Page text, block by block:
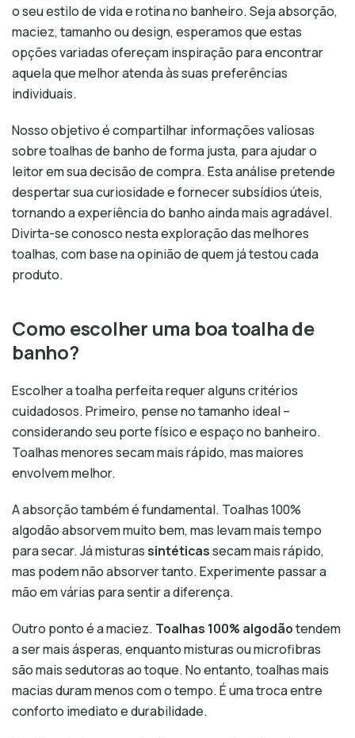
o seu estilo de vida e rotina no banheiro. Seja absorção,
maciez, tamanho ou design, esperamos que estas
opções variadas ofereçam inspiração para encontrar
aquela que melhor atenda às suas preferências
individuais.
Nosso objetivo é compartilhar informações valiosas
sobre toalhas de banho de forma justa, para ajudar o
leitor em sua decisão de compra. Esta análise pretende
despertar sua curiosidade e fornecer subsídios úteis,
tornando a experiência do banho ainda mais agradável.
Divirta-se conosco nesta exploração das melhores
toalhas, com base na opinião de quem já testou cada
produto.
Como escolher uma boa toalha de
banho?
Escolher a toalha perfeita requer alguns critérios
cuidadosos. Primeiro, pense no tamanho ideal –
considerando seu porte físico e espaço no banheiro.
Toalhas menores secam mais rápido, mas maiores
envolvem melhor.
A absorção também é fundamental. Toalhas 100%
algodão absorvem muito bem, mas levam mais tempo
para secar. Já misturassintéticassecam mais rápido,
mas podem não absorver tanto. Experimente passar a
mão em várias para sentir a diferença.
Outro ponto é a maciez. Toalhas 100% algodãotendem
a ser mais ásperas, enquanto misturas ou microfibras
são mais sedutoras ao toque. No entanto, toalhas mais
macias duram menos com o tempo. É uma troca entre
conforto imediato e durabilidade.